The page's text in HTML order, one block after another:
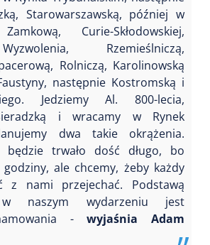
Starowarszawską, później w
Curie-Skłodowskiej,
Rzemieślniczą,
Rolniczą, Karolinowską
następnie Kostromską i
Jedziemy Al. 800-lecia,
i wracamy w Rynek
dwa takie okrążenia.
będzie trwało dość długo, bo
ale chcemy, żeby każdy
z nami przejechać. Podstawą
w naszym wydarzeniu jest
-wyjaśnia Adam